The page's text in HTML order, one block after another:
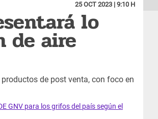
25 OCT 2023 | 9:10 H
lo
de aire
de post venta, con foco en
GNV para los grifos del país según el